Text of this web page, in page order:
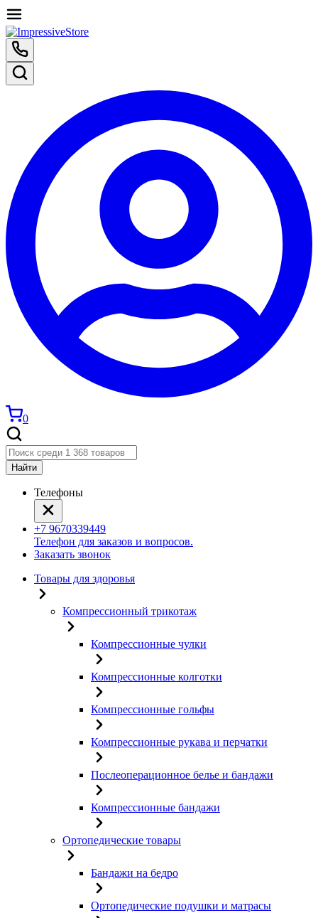
0
Найти
Телефоны
+7 9670339449
Телефон для заказов и вопросов.
Заказать звонок
Товары для здоровья
Компрессионный трикотаж
Компрессионные чулки
Компрессионные колготки
Компрессионные гольфы
Компрессионные рукава и перчатки
Послеоперационное белье и бандажи
Компрессионные бандажи
Ортопедические товары
Бандажи на бедро
Ортопедические подушки и матрасы